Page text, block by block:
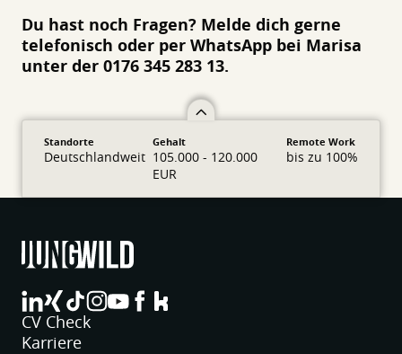
Du hast noch Fragen? Melde dich gerne
telefonisch oder per WhatsApp bei Marisa
unter der 0176 345 283 13.
Standorte
Deutschlandweit
Gehalt
105.000 - 120.000
EUR
Remote Work
bis zu 100%
jungwild bei LinkedIn
jungwild bei XING
jungwild bei TikTok
jungwild bei Instagram
jungwild bei YouTube
jungwild bei Facebook
CV Check
Karriere